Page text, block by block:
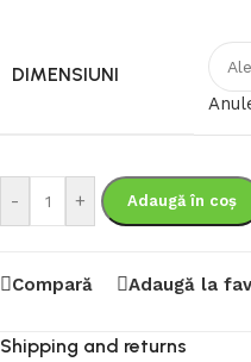
DIMENSIUNI
- + Adaugă în coș
Compară Adaugă la
Shipping and returns